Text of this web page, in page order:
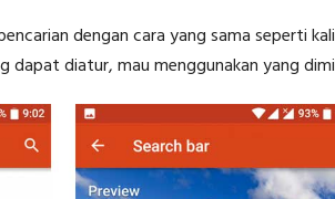
dengan cara yang sama seperti
dapat diatur, mau menggunakan yang